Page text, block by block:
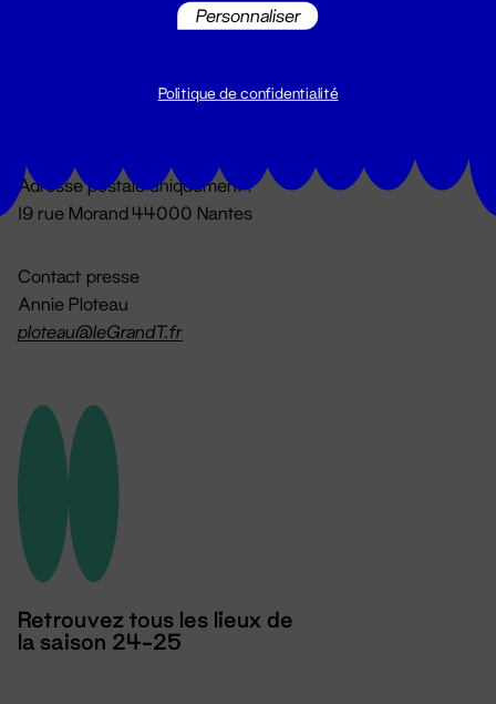
Du lundi au vendredi 14h → 18h
Adresse postale uniquement :
19 rue Morand 44000 Nantes
Contact presse
Annie Ploteau
ploteau@leGrandT.fr
Retrouvez tous les lieux de
la saison 24-25
Personnaliser
Politique de confidentialité